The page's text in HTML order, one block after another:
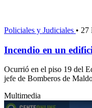
Policiales y Judiciales • 27
Incendio en un
Ocurrió en el piso 19 del
jefe de Bomberos de
Multimedia